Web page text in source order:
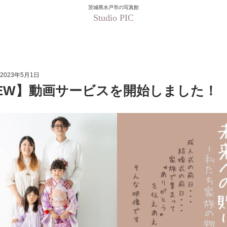
茨城県水戸市の写真館
Studio PIC
2023年5月1日
】動画サービスを開始しました！